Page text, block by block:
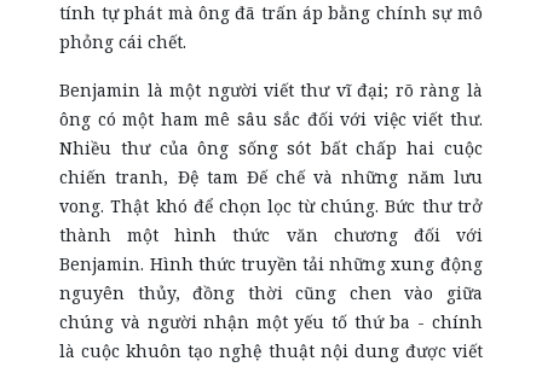
tính tự phát mà ông đã trấn áp bằng chính sự mô
phỏng cái chết.
Benjamin là một người viết thư vĩ đại; rõ ràng là
ông có một ham mê sâu sắc đối với việc viết thư.
Nhiều thư của ông sống sót bất chấp hai cuộc
chiến tranh, Đệ tam Đế chế và những năm lưu
vong. Thật khó để chọn lọc từ chúng. Bức thư trở
thành một hình thức văn chương đối với
Benjamin. Hình thức truyền tải những xung động
nguyên thủy, đồng thời cũng chen vào giữa
chúng và người nhận một yếu tố thứ ba - chính
là cuộc khuôn tạo nghệ thuật nội dung được viết